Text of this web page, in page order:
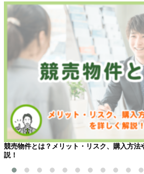
競売物件とは？メリット・リスク、購入方法
説！